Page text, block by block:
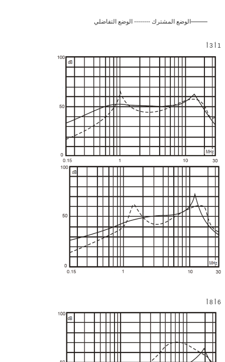
الوضع المشترك -------- الوضع التفاضلي
1 أ 3 أ
6 أ 8 أ